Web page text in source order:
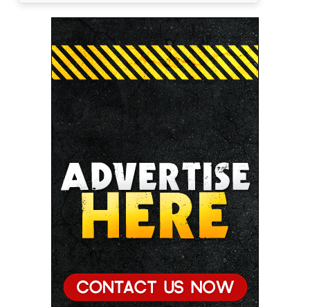
की पुण्यतिथि पर श्रद्धांजलि अर्पित की
● जन-कल्याणकारी तथा हितग्राही मूलक योजनाओं को अधिक
प्रभावी बनाने के लिए अनुशंसाएं देने उच्च स्तरीय समिति गठित
● मध्यप्रदेश में सृजन संवाद अभियान का शुभारंभ